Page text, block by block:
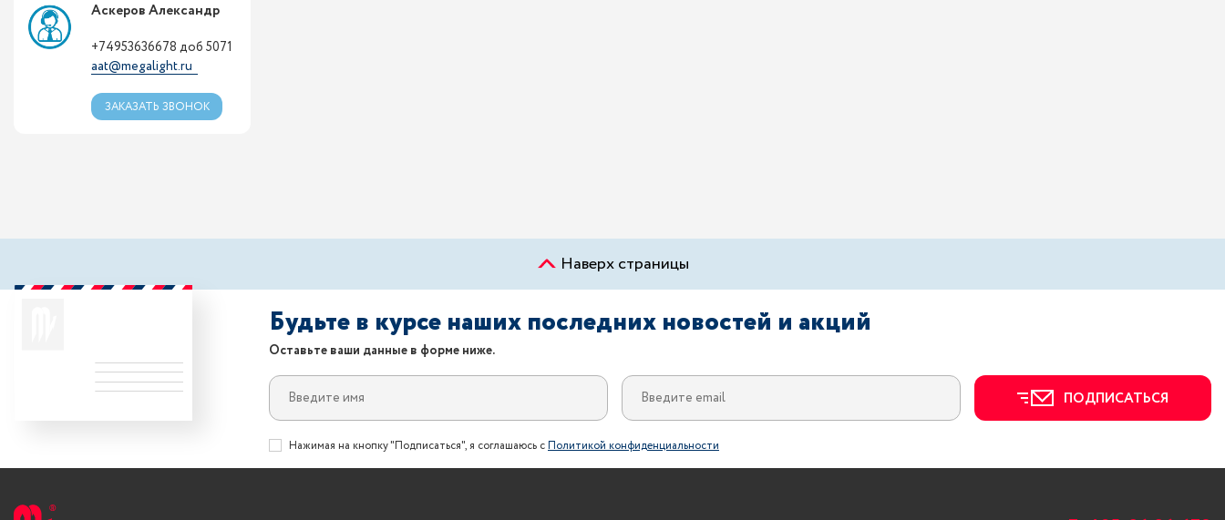
Аскеров Александр
+74953636678 доб 5071
aat@megalight.ru
ЗАКАЗАТЬ ЗВОНОК
Наверх страницы
Будьте в курсе наших последних новостей и акций
Оставьте ваши данные в форме ниже.
ПОДПИСАТЬСЯ
Нажимая на кнопку "Подписаться", я соглашаюсь сПолитикой конфиденциальности